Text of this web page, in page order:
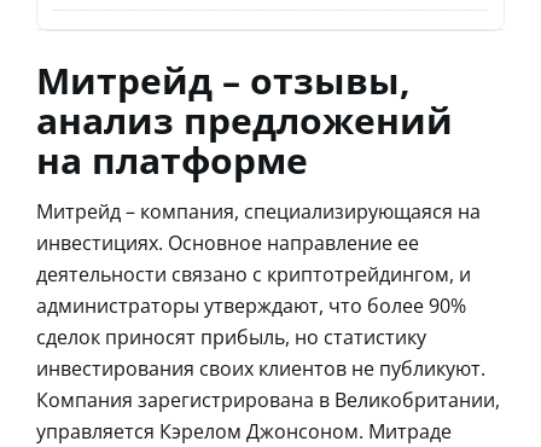
Митрейд – отзывы,
анализ предложений
на платформе
Митрейд – компания, специализирующаяся на
инвестициях. Основное направление ее
деятельности связано с криптотрейдингом, и
администраторы утверждают, что более 90%
сделок приносят прибыль, но статистику
инвестирования своих клиентов не публикуют.
Компания зарегистрирована в Великобритании,
управляется Кэрелом Джонсоном. Митраде